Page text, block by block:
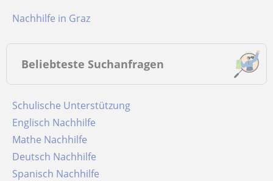
Nachhilfe in Graz
Beliebteste Suchanfragen
Schulische Unterstützung
Englisch Nachhilfe
Mathe Nachhilfe
Deutsch Nachhilfe
Spanisch Nachhilfe